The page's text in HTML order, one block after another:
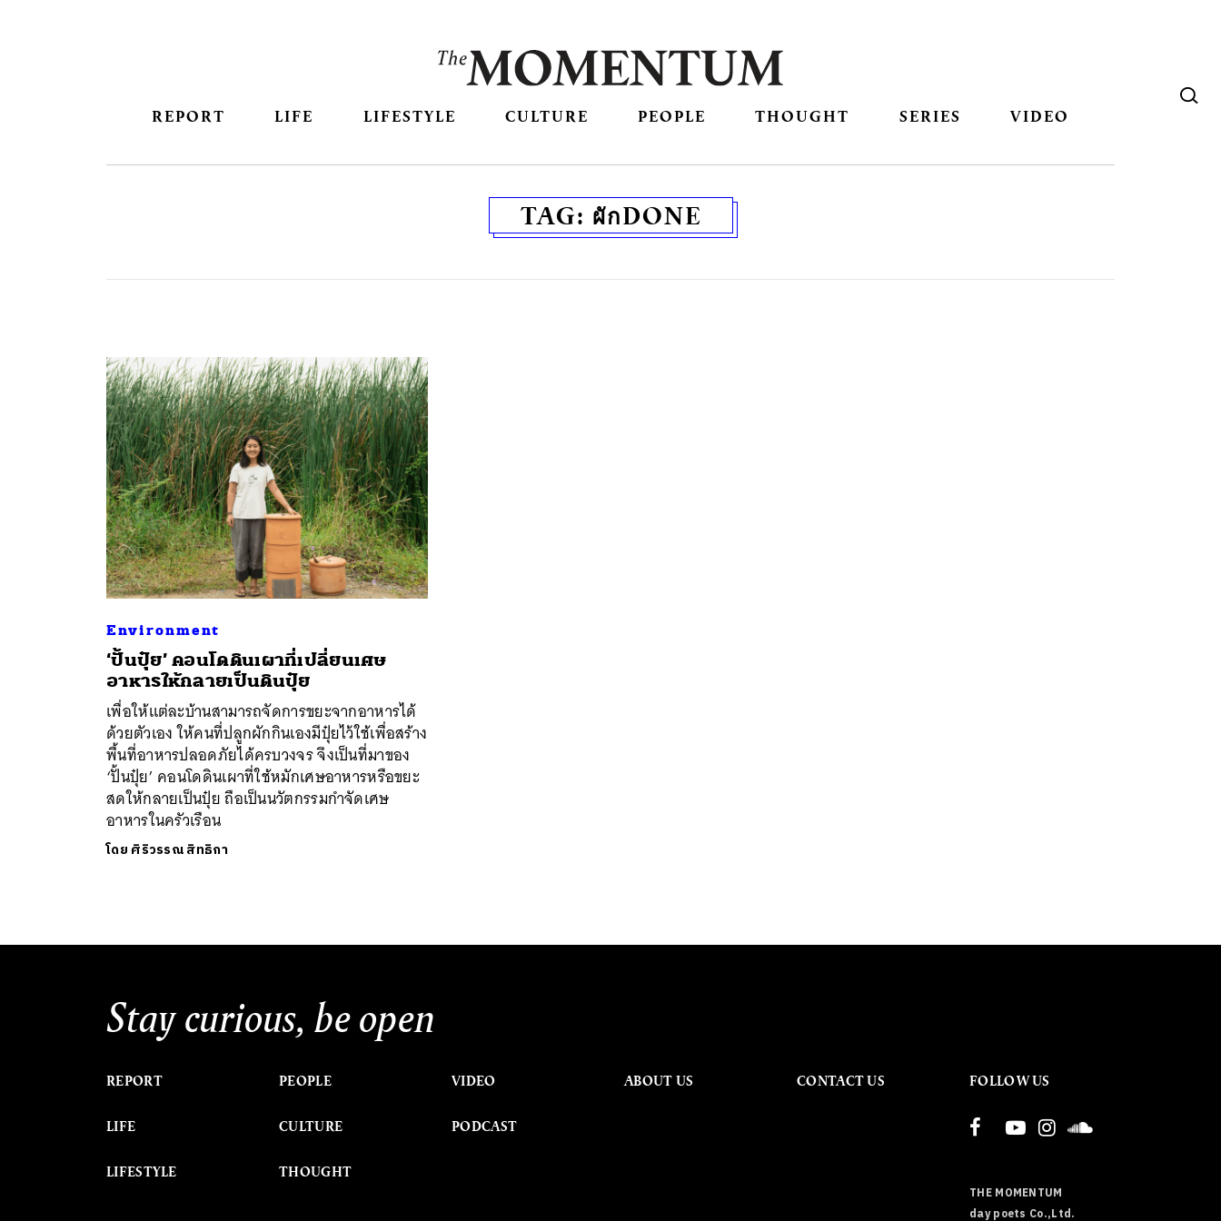
REPORT LIFE LIFESTYLE CULTURE PEOPLE THOUGHT SERIES VIDEO
TAG: ผักDONE
Environment
‘ปั้นปุ๋ย’ คอนโดดินเผาที่เปลี่ยนเศษ
อาหารให้กลายเป็นดินปุ๋ย
เพื่อให้แต่ละบ้านสามารถจัดการขยะจากอาหารได้
ด้วยตัวเอง ให้คนที่ปลูกผักกินเองมีปุ๋ยไว้ใช้เพื่อสร้าง
พื้นที่อาหารปลอดภัยได้ครบวงจร จึงเป็นที่มาของ
‘ปั้นปุ๋ย’ คอนโดดินเผาที่ใช้หมักเศษอาหารหรือขยะ
สดให้กลายเป็นปุ๋ย ถือเป็นนวัตกรรมกำจัดเศษ
อาหารในครัวเรือน
โดย ศิริวรรณ สิทธิกา
Stay curious, be open
REPORT
LIFE
LIFESTYLE
PEOPLE
CULTURE
THOUGHT
VIDEO
PODCAST
ABOUT US CONTACT US FOLLOW US
THE MOMENTUM
day poets Co.,Ltd.